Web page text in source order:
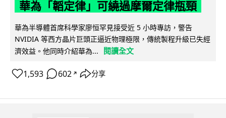
華為「韜定律」可繞過摩爾定律瓶頸
華為半導體首席科學家廖恒罕見接受近 5 小時專訪，警告
NVIDIA 等西方晶片巨頭正逼近物理極限，傳統製程升級已失經
濟效益。他同時介紹華為...
閱讀全文
1,593 602 ↗ 分享